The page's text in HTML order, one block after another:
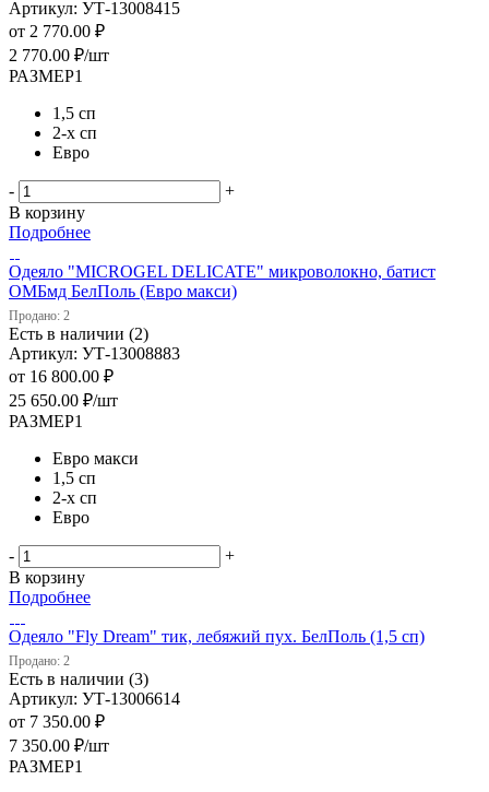
Артикул: УТ-13008415
от 2 770.00 ₽
2 770.00 ₽/шт
РАЗМЕР1
1,5 сп
2-х сп
Евро
-
+
В корзину
Подробнее
Одеяло "MICROGEL DELICATE" микроволокно, батист
ОМБмд БелПоль (Евро макси)
Продано: 2
Есть в наличии (2)
Артикул: УТ-13008883
от 16 800.00 ₽
25 650.00 ₽/шт
РАЗМЕР1
Евро макси
1,5 сп
2-х сп
Евро
-
+
В корзину
Подробнее
Одеяло "Fly Dream" тик, лебяжий пух. БелПоль (1,5 сп)
Продано: 2
Есть в наличии (3)
Артикул: УТ-13006614
от 7 350.00 ₽
7 350.00 ₽/шт
РАЗМЕР1